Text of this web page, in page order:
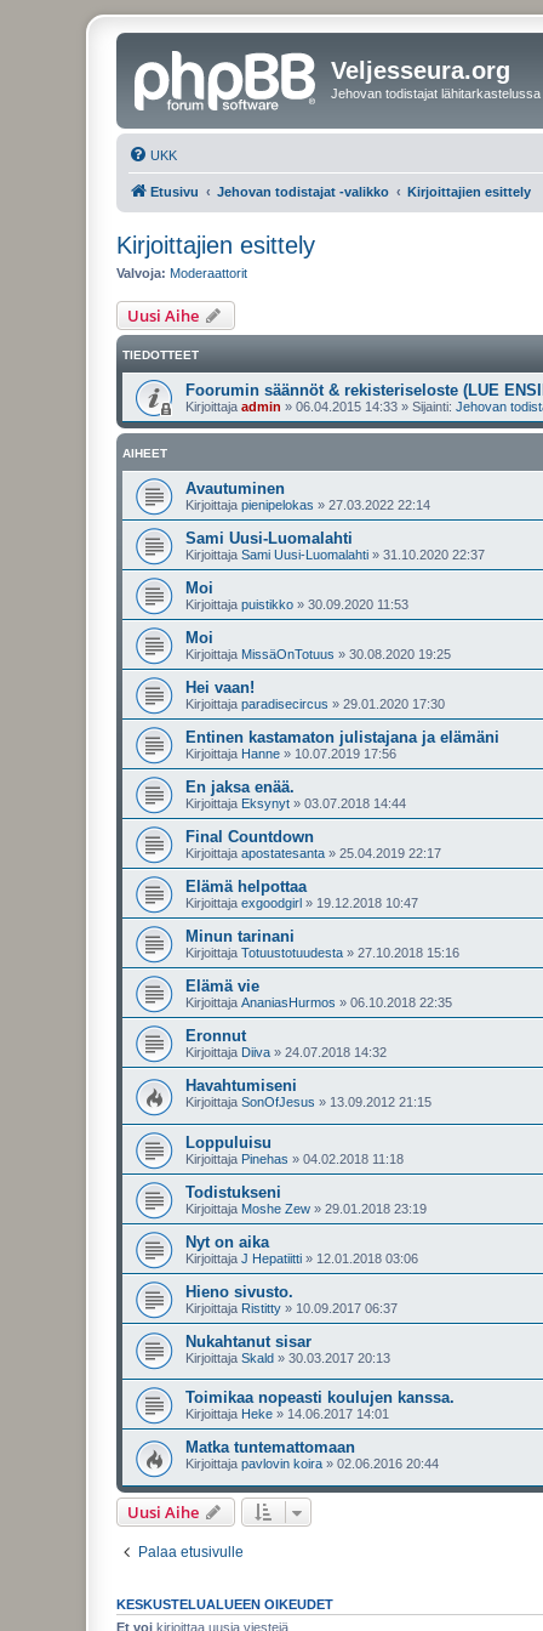
Veljesseura.org
Jehovan todistajat lähitarkastelussa
UKK
Etusivu Jehovan todistajat -valikko Kirjoittajien esittely
Kirjoittajien esittely
Valvoja: Moderaattorit
Uusi Aihe
TIEDOTTEET
Foorumin säännöt & rekisteriseloste (LUE
Kirjoittaja admin » 06.04.2015 14:33 » Sijainti: Jehovan
AIHEET
Avautuminen
Kirjoittaja pienipelokas » 27.03.2022 22:14
Sami Uusi-Luomalahti
Kirjoittaja Sami Uusi-Luomalahti » 31.10.2020 22:37
Moi
Kirjoittaja puistikko » 30.09.2020 11:53
Moi
Kirjoittaja MissäOnTotuus » 30.08.2020 19:25
Hei vaan!
Kirjoittaja paradisecircus » 29.01.2020 17:30
Entinen kastamaton julistajana ja elämäni
Kirjoittaja Hanne » 10.07.2019 17:56
En jaksa enää.
Kirjoittaja Eksynyt » 03.07.2018 14:44
Final Countdown
Kirjoittaja apostatesanta » 25.04.2019 22:17
Elämä helpottaa
Kirjoittaja exgoodgirl » 19.12.2018 10:47
Minun tarinani
Kirjoittaja Totuustotuudesta » 27.10.2018 15:16
Elämä vie
Kirjoittaja AnaniasHurmos » 06.10.2018 22:35
Eronnut
Kirjoittaja Diiva » 24.07.2018 14:32
Havahtumiseni
Kirjoittaja SonOfJesus » 13.09.2012 21:15
Loppuluisu
Kirjoittaja Pinehas » 04.02.2018 11:18
Todistukseni
Kirjoittaja Moshe Zew » 29.01.2018 23:19
Nyt on aika
Kirjoittaja J Hepatiitti » 12.01.2018 03:06
Hieno sivusto.
Kirjoittaja Ristitty » 10.09.2017 06:37
Nukahtanut sisar
Kirjoittaja Skald » 30.03.2017 20:13
Toimikaa nopeasti koulujen kanssa.
Kirjoittaja Heke » 14.06.2017 14:01
Matka tuntemattomaan
Kirjoittaja pavlovin koira » 02.06.2016 20:44
Uusi Aihe
Palaa etusivulle
KESKUSTELUALUEEN OIKEUDET
Et voi kirjoittaa uusia viestejä